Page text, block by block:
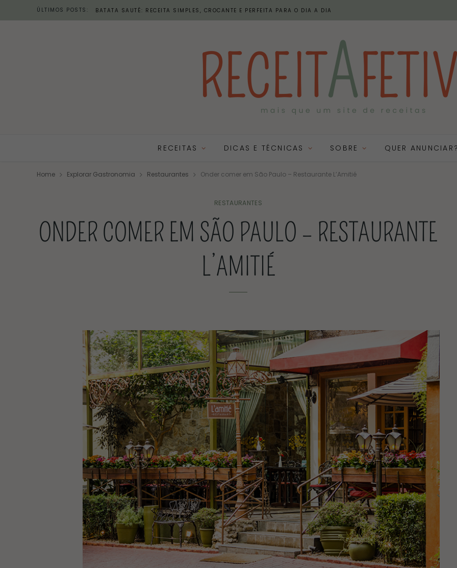
ÚLTIMOS POSTS: BATATA SAUTÉ: RECEITA SIMPLES, CROCANTE E PERFEITA PARA O DIA A DIA
RECEITAS DICAS E TÉCNICAS SOBRE QUER ANUNCIAR?
Home Explorar Gastronomia Restaurantes Onder comer em São Paulo – Restaurante L’Amitié
RESTAURANTES
ONDER COMER EM SÃO PAULO – RESTAURANTE
L’AMITIÉ